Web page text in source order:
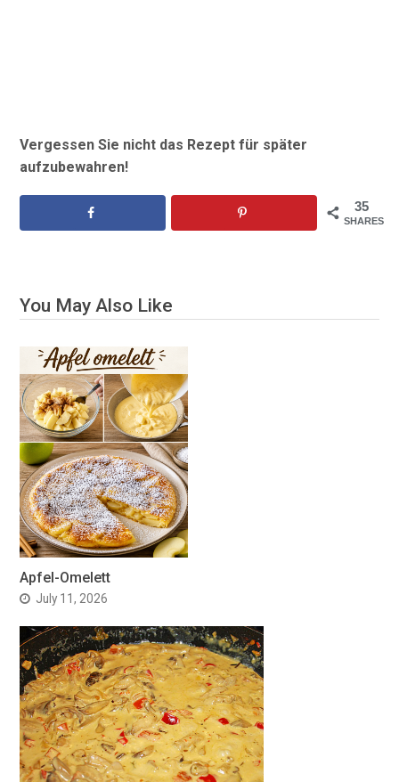
Vergessen Sie nicht das Rezept für später
aufzubewahren!
35
SHARES
You May Also Like
Apfel-Omelett
July 11, 2026